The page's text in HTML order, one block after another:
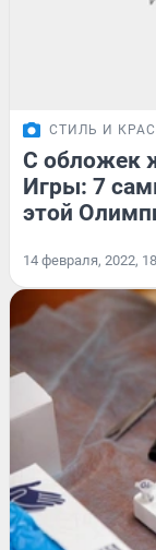
СТИЛЬ И
С обложек
Игры: 7
этой
14 февраля, 2022,